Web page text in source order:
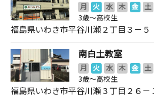
月 火 水 木 金 土
3歳～高校生
福島県いわき市平谷川瀬２丁目３－
南白土教室
月 火 水 木 金 土
3歳～高校生
福島県いわき市平谷川瀬３丁目２６－